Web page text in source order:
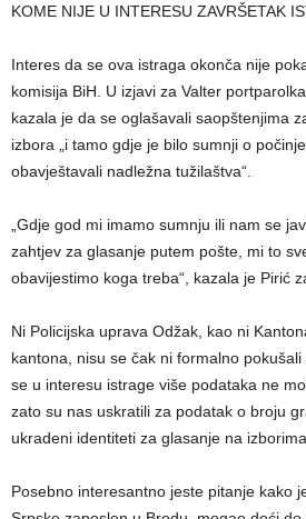
KOME NIJE U INTERESU ZAVRŠETAK
Interes da se ova istraga okonča nije
komisija BiH. U izjavi za Valter
kazala je da se oglašavali saopštenjima
izbora „i tamo gdje je bilo sumnji o
obavještavali nadležna tužilaštva“.
„Gdje god mi imamo sumnju ili nam se
zahtjev za glasanje putem pošte, mi to
obavijestimo koga treba“, kazala je Pirić
Ni Policijska uprava Odžak, kao ni
kantona, nisu se čak ni formalno pokušali
se u interesu istrage više podataka ne
zato su nas uskratili za podatak o broju
ukradeni identiteti za glasanje na izborima.
Posebno interesantno jeste pitanje kako